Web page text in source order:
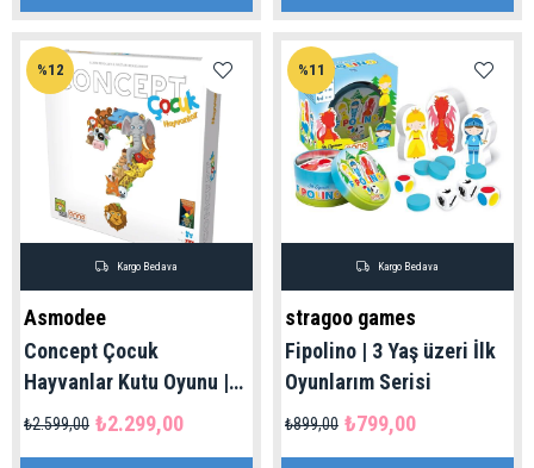
Asmodee
Concept Çocuk
Hayvanlar Kutu Oyunu |
4+ Yaş
₺2.299,00
₺2.599,00
%12
Kargo Bedava
stragoo games
Fipolino | 3 Yaş üzeri İlk
Oyunlarım Serisi
₺799,00
₺899,00
%11
Kargo Bedava